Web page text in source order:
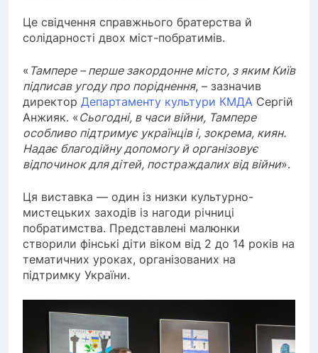
Це свідчення справжнього братерства й
солідарності двох міст-побратимів.
« Тампере – перше закордонне місто, з яким Київ
підписав угоду про поріднення, – зазначив
директор Департаменту культури КМДА Сергій
Анжияк. «Сьогодні, в часи війни, Тампере
особливо підтримує українців і, зокрема, киян.
Надає благодійну допомогу й організовує
відпочинок для дітей, постраждалих від війни».
Ця виставка — один із низки культурно-
мистецьких заходів із нагоди річниці
побратимства. Представлені малюнки
створили фінські діти віком від 2 до 14 років на
тематичних уроках, організованих на
підтримку України.